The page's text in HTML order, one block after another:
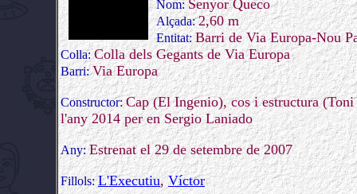
Nom:Senyor Queco
Alçada:2,60 m
Entitat:Barri de Via Europa-Nou
Colla:Colla dels Gegants de Via Europa
Barri:Via Europa
Constructor:Cap (El Ingenio), cos i estructura
l'any 2014 per en Sergio Laniado
Any:Estrenat el 29 de setembre de 2007
Fillols:L'Executiu,Víctor